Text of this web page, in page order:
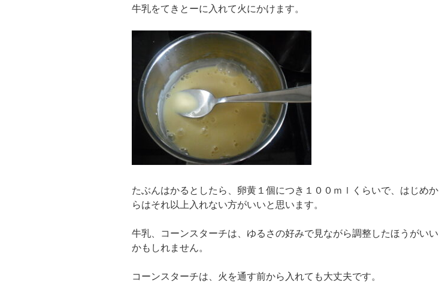
牛乳をてきとーに入れて火にかけます。
たぶんはかるとしたら、卵黄１個につき１００ｍｌくらいで、はじめか
らはそれ以上入れない方がいいと思います。
牛乳、コーンスターチは、ゆるさの好みで見ながら調整したほうがいい
かもしれません。
コーンスターチは、火を通す前から入れても大丈夫です。